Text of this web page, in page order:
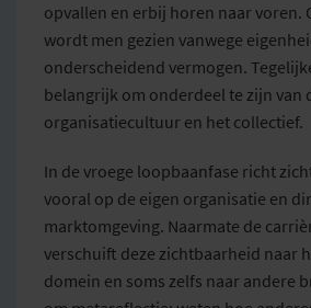
opvallen en erbij horen naar voren.
wordt men gezien vanwege
onderscheidend vermogen.
belangrijk om onderdeel te zijn van
organisatiecultuur en het collectief.
In de vroege loopbaanfase richt
vooral op de eigen organisatie en
marktomgeving. Naarmate de
verschuift deze zichtbaarheid naar
domein en soms zelfs naar andere